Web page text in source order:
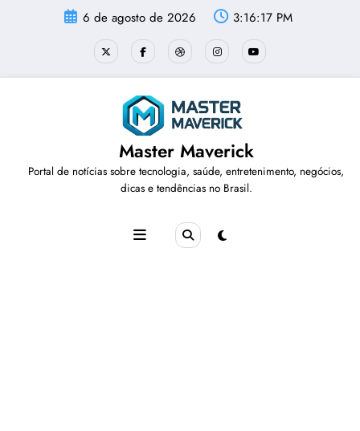
6 de agosto de 2026 3:16:18 PM
Master Maverick
Portal de notícias sobre tecnologia, saúde, entretenimento, negócios,
dicas e tendências no Brasil.